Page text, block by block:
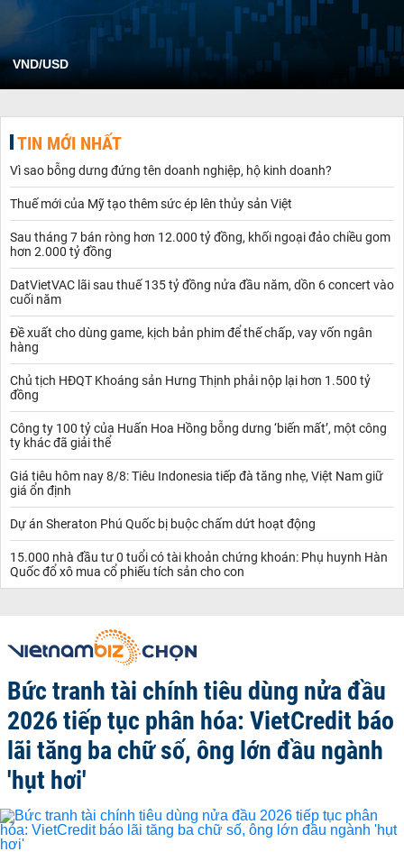
VND/USD
TIN MỚI NHẤT
Vì sao bỗng dưng đứng tên doanh nghiệp, hộ kinh doanh?
Thuế mới của Mỹ tạo thêm sức ép lên thủy sản Việt
Sau tháng 7 bán ròng hơn 12.000 tỷ đồng, khối ngoại đảo chiều gom
hơn 2.000 tỷ đồng
DatVietVAC lãi sau thuế 135 tỷ đồng nửa đầu năm, dồn 6 concert vào
cuối năm
Đề xuất cho dùng game, kịch bản phim để thế chấp, vay vốn ngân
hàng
Chủ tịch HĐQT Khoáng sản Hưng Thịnh phải nộp lại hơn 1.500 tỷ
đồng
Công ty 100 tỷ của Huấn Hoa Hồng bỗng dưng ‘biến mất’, một công
ty khác đã giải thể
Giá tiêu hôm nay 8/8: Tiêu Indonesia tiếp đà tăng nhẹ, Việt Nam giữ
giá ổn định
Dự án Sheraton Phú Quốc bị buộc chấm dứt hoạt động
15.000 nhà đầu tư 0 tuổi có tài khoản chứng khoán: Phụ huynh Hàn
Quốc đổ xô mua cổ phiếu tích sản cho con
Bức tranh tài chính tiêu dùng nửa đầu
2026 tiếp tục phân hóa: VietCredit báo
lãi tăng ba chữ số, ông lớn đầu ngành
'hụt hơi'